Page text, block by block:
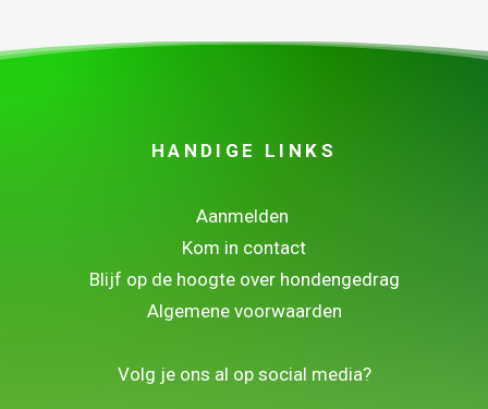
HANDIGE LINKS
Aanmelden
Kom in contact
Blijf op de hoogte over hondengedrag
Algemene voorwaarden
Volg je ons al op social media?